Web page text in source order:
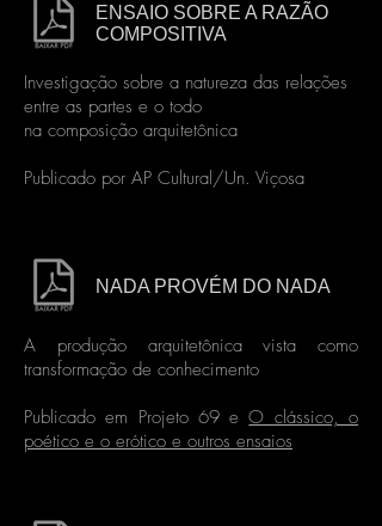
ENSAIO SOBRE A RAZÃO
COMPOSITIVA
Investigação sobre a natureza das relações
entre as partes e o todo
na composição arquitetônica
Publicado por AP Cultural/Un. Viçosa
NADA PROVÉM DO NADA
A produção arquitetônica vista como
transformação de conhecimento
Publicado em Projeto 69 eO clássico, o
poético e o erótico e outros ensaios